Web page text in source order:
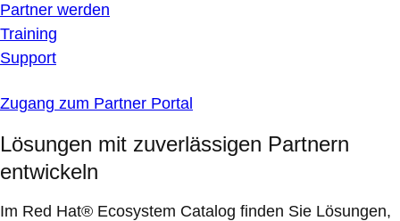
Partner werden
Training
Support
Zugang zum Partner Portal
Lösungen mit zuverlässigen Partnern
entwickeln
Im Red Hat® Ecosystem Catalog finden Sie Lösungen,